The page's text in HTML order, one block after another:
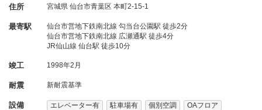
住所 宮城県 仙台市青葉区 本町2-15-1
最寄駅
仙台市営地下鉄南北線 勾当台公園駅 徒歩2分
仙台市営地下鉄南北線 広瀬通駅 徒歩4分
JR仙山線 仙台駅 徒歩10分
竣工 1998年2月
耐震 新耐震基準
設備 エレベーター有 駐車場有 個別空調
OAフロア